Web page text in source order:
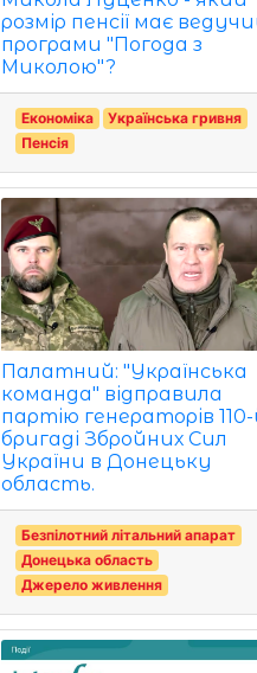
розмір пенсії має
програми "Погода з
Миколою"?
Економіка
Українська гривня
Пенсія
Палатний: "Українська
команда" відправила
партію генераторів
бригаді Збройних Сил
України в Донецьку
область.
Безпілотний літальний апарат
Донецька область
Джерело живлення